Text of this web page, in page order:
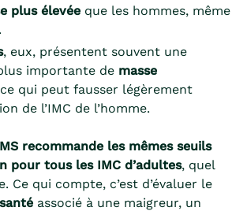
plus élevée que les hommes, même
, eux, présentent souvent une
importante de masse
qui peut fausser légèrement
de l’IMC de l’homme.
recommande les mêmes seuils
pour tous les IMC d’adultes, quel
Ce qui compte, c’est d’évaluer le
associé à une maigreur, un